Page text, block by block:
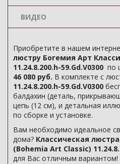
ВИДЕО
Приобретите в нашем
люстру Богемия Арт
11.24.8.200.h-59.Gd.V0300 по
46 080 руб. В комплекте с
11.24.8.200.h-59.Gd.V0300
балдахин (деталь,
цепь (12 см), и детальная
по сборке и установке.
Вам необходимо идеальное
дома? Классическая
(Bohemia Art Classic)
для Вас отличным